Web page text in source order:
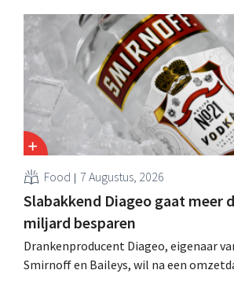
Food 7 Augustus, 2026
Slabakkend Diageo gaat meer
miljard besparen
Drankenproducent Diageo, eigenaar
Smirnoff en Baileys, wil na een